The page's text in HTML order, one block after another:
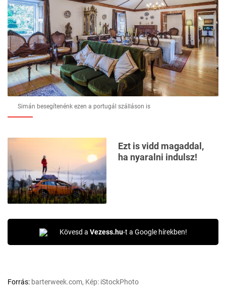
Simán besegítenénk ezen a portugál szálláson is
Ezt is vidd magaddal,
ha nyaralni indulsz!
Kövesd a Vezess.hu-t a Google hírekben!
Forrás: barterweek.com, Kép: iStockPhoto